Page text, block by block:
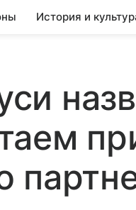
История и